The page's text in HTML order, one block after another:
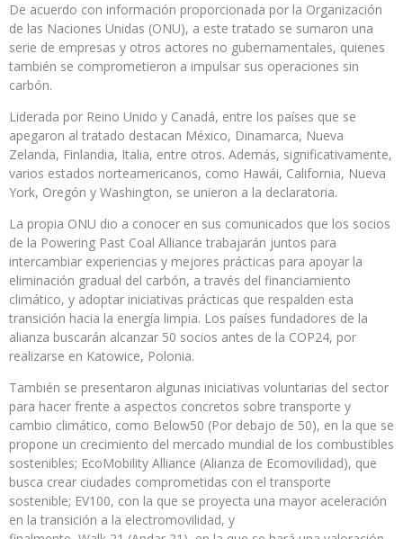
De acuerdo con información proporcionada por la Organización
de las Naciones Unidas (ONU), a este tratado se sumaron una
serie de empresas y otros actores no gubernamentales, quienes
también se comprometieron a impulsar sus operaciones sin
carbón.
Liderada por Reino Unido y Canadá, entre los países que se
apegaron al tratado destacan México, Dinamarca, Nueva
Zelanda, Finlandia, Italia, entre otros. Además, significativamente,
varios estados norteamericanos, como Hawái, California, Nueva
York, Oregón y Washington, se unieron a la declaratoria.
La propia ONU dio a conocer en sus comunicados que los socios
de la Powering Past Coal Alliance trabajarán juntos para
intercambiar experiencias y mejores prácticas para apoyar la
eliminación gradual del carbón, a través del financiamiento
climático, y adoptar iniciativas prácticas que respalden esta
transición hacia la energía limpia. Los países fundadores de la
alianza buscarán alcanzar 50 socios antes de la COP24, por
realizarse en Katowice, Polonia.
También se presentaron algunas iniciativas voluntarias del sector
para hacer frente a aspectos concretos sobre transporte y
cambio climático, como Below50 (Por debajo de 50), en la que se
propone un crecimiento del mercado mundial de los combustibles
sostenibles; EcoMobility Alliance (Alianza de Ecomovilidad), que
busca crear ciudades comprometidas con el transporte
sostenible; EV100, con la que se proyecta una mayor aceleración
en la transición a la electromovilidad, y